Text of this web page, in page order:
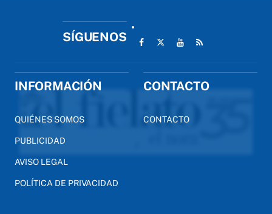
SÍGUENOS
INFORMACIÓN
QUIÉNES SOMOS
PUBLICIDAD
AVISO LEGAL
POLÍTICA DE PRIVACIDAD
CONTACTO
CONTACTO